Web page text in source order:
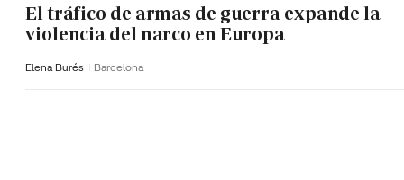
El tráfico de armas de guerra expande la
violencia del narco en Europa
Elena Burés Barcelona